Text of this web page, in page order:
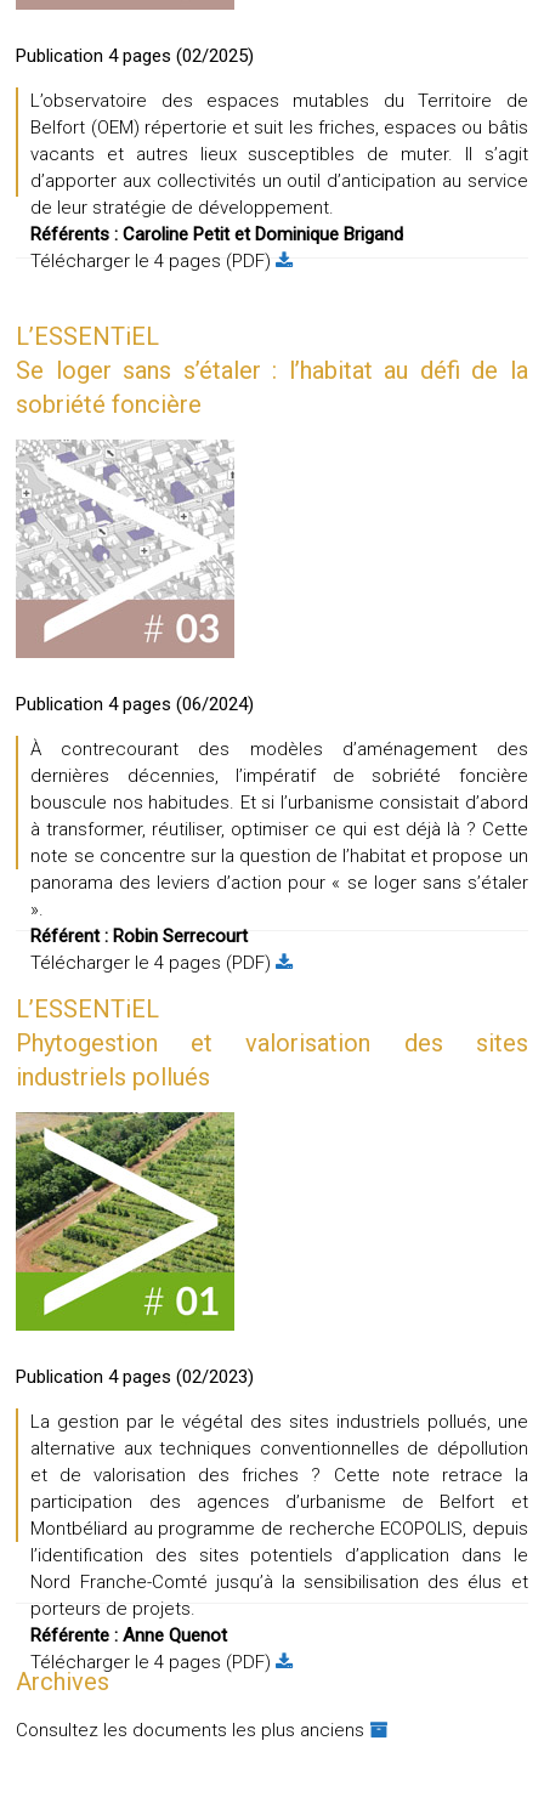
Publication 4 pages (02/2025)
L’observatoire des espaces mutables du Territoire de
Belfort (OEM) répertorie et suit les friches, espaces ou bâtis
vacants et autres lieux susceptibles de muter. Il s’agit
d’apporter aux collectivités un outil d’anticipation au service
de leur stratégie de développement.
Référents :Caroline Petit et Dominique Brigand
Télécharger le 4 pages (PDF)
L’ESSENTiEL
Se loger sans s’étaler : l’habitat au défi de la
sobriété foncière
Publication 4 pages (06/2024)
À contrecourant des modèles d’aménagement des
dernières décennies, l’impératif de sobriété foncière
bouscule nos habitudes. Et si l’urbanisme consistait d’abord
à transformer, réutiliser, optimiser ce qui est déjà là ? Cette
note se concentre sur la question de l’habitat et propose un
panorama des leviers d’action pour « se loger sans s’étaler
».
Référent :Robin Serrecourt
Télécharger le 4 pages (PDF)
L’ESSENTiEL
Phytogestion et valorisation des sites
industriels pollués
Publication 4 pages (02/2023)
La gestion par le végétal des sites industriels pollués, une
alternative aux techniques conventionnelles de dépollution
et de valorisation des friches ? Cette note retrace la
participation des agences d’urbanisme de Belfort et
Montbéliard au programme de recherche ECOPOLIS, depuis
l’identification des sites potentiels d’application dans le
Nord Franche-Comté jusqu’à la sensibilisation des élus et
porteurs de projets.
Référente :Anne Quenot
Télécharger le 4 pages (PDF)
Archives
Consultez les documents les plus anciens